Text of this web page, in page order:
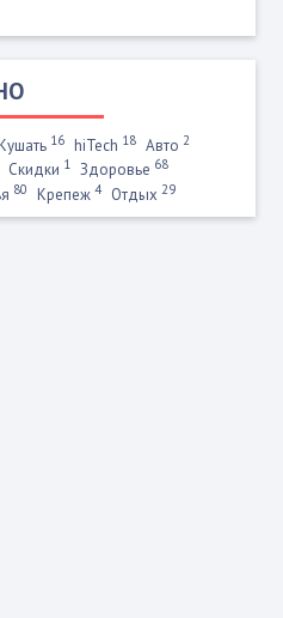
16 hiTech 18 Авто 2
Скидки 1 Здоровье 68
80 Крепеж 4 Отдых 29